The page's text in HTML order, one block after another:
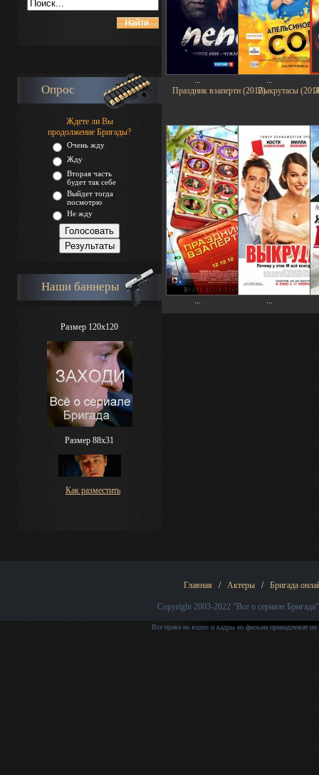
Опрос
Ждете ли Вы
продолжение Бригады?
Очень жду
Жду
Вторая часть
будет так себе
Выйдет тогда
посмотрю
Не жду
Наши баннеры
Размер 120x120
Размер 88х31
Как разместить
...
...
Праздник взаперти (2012)
...
Выкрутасы
...
Главная / Актеры / Бригада
Copyright 2003-2022 "Все о сериале Бригада"
Все права на видео и кадры из фильма принадлежат